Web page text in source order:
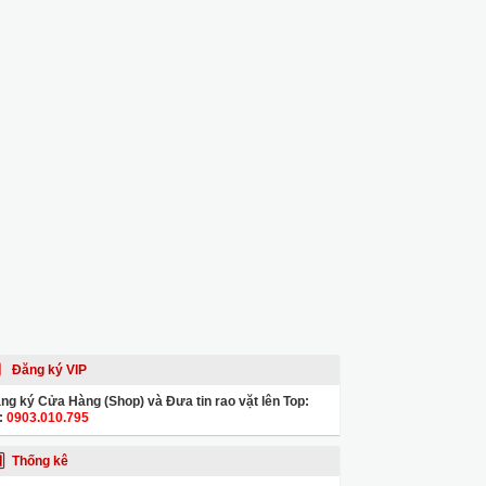
Đăng ký VIP
ký Cửa Hàng (Shop) và Đưa tin rao vặt lên Top:
0903.010.795
Thống kê